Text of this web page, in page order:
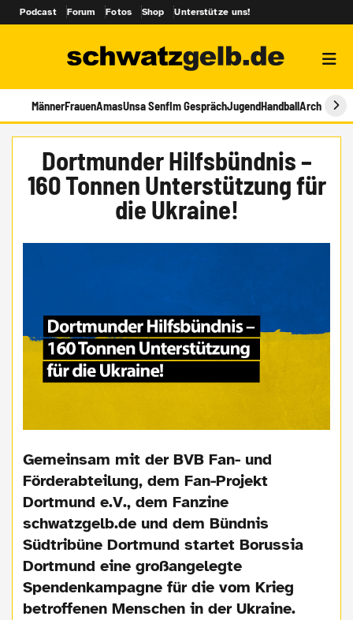
Podcast Forum Fotos Shop Unterstütze uns!
MännerFrauenAmasUnsa SenfIm GesprächJugendHandballArchiv
Dortmunder Hilfsbündnis –
160 Tonnen Unterstützung für
die Ukraine!
Gemeinsam mit der BVB Fan- und
Förderabteilung, dem Fan-Projekt
Dortmund e.V., dem Fanzine
schwatzgelb.de und dem Bündnis
Südtribüne Dortmund startet Borussia
Dortmund eine großangelegte
Spendenkampagne für die vom Krieg
betroffenen Menschen in der Ukraine.